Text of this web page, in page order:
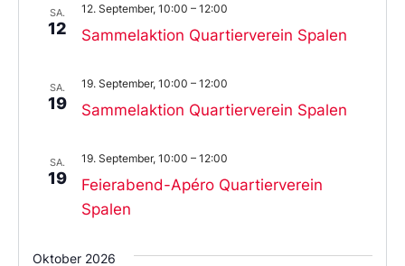
SA.
12 Sammelaktion Quartierverein Spalen
12. September, 10:00 – 12:00
SA.
19 Sammelaktion Quartierverein Spalen
19. September, 10:00 – 12:00
SA.
19
Feierabend-Apéro Quartierverein
Spalen
19. September, 10:00 – 12:00
Oktober 2026